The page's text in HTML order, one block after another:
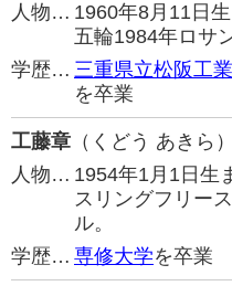
人物… 1960年8月11日
五輪1984年ロサ
学歴… 三重県立松阪工
を卒業
工藤章 （くどう あきら）
人物… 1954年1月1日生
スリングフリー
ル。
学歴… 専修大学を卒業